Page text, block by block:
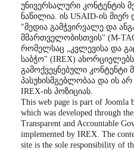
უნივერსალური კონტენტის
ნაწილია. ის USAID-ის
"მედია გამჭვირვალე და
მმართველობისთვის" (M-
რომელსაც „კვლევისა და
საბჭო" (IREX)
გამოქვეყნებული
პასუხისმგებლობაა და ის
IREX-ის პოზიციას.
This web page is part of Joomla
which was developed through
Transparent and Accountable
implemented by IREX. The
site is the sole responsibility of